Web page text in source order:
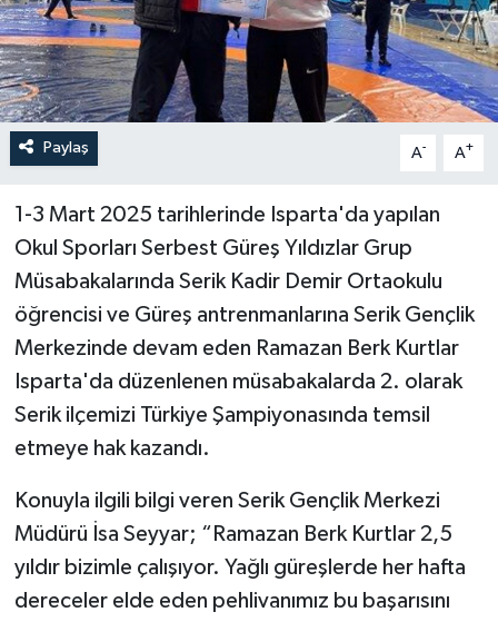
Paylaş A- A+
1-3 Mart 2025 tarihlerinde Isparta'da yapılan
Okul Sporları Serbest Güreş Yıldızlar Grup
Müsabakalarında Serik Kadir Demir Ortaokulu
öğrencisi ve Güreş antrenmanlarına Serik Gençlik
Merkezinde devam eden Ramazan Berk Kurtlar
Isparta'da düzenlenen müsabakalarda 2. olarak
Serik ilçemizi Türkiye Şampiyonasında temsil
etmeye hak kazandı.
Konuyla ilgili bilgi veren Serik Gençlik Merkezi
Müdürü İsa Seyyar; “Ramazan Berk Kurtlar 2,5
yıldır bizimle çalışıyor. Yağlı güreşlerde her hafta
dereceler elde eden pehlivanımız bu başarısını